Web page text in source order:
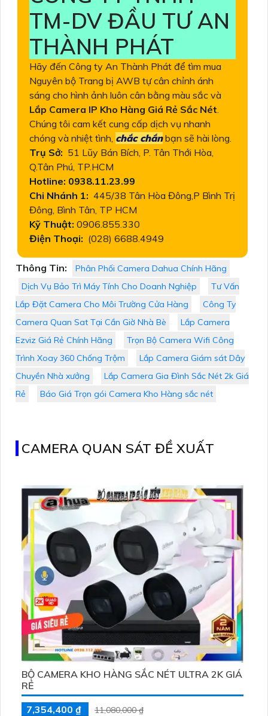
TM-DV ĐẦU TƯ AN
THÀNH PHÁT
Hãy đến Công ty An Thành Phát để tìm mua
Nguyên bộ Trang bị AWB tự cân chỉnh ánh
sáng cho hình ảnh luôn cân bằng màu sắc và
Lắp Camera IP Kho Hàng Giá Rẻ Sắc Nét.
Chúng tôi cam kết cung cấp dịch vụ nhanh
chóng và nhiệt tình, chắc chắnbạn sẽ hài lòng.
Trụ Sở: 51 Lũy Bán Bích, P. Tân Thới Hòa,
Q.Tân Phú, TP.HCM
Hotline: 0938.11.23.99
Chi Nhánh 1: 445/38 Tân Hòa Đông,P Bình Trị
Đông, Bình Tân, TP HCM
Kỹ Thuật: 0906.855.330
Điện Thoại: (028) 6688.4949
Thông Tin:
Phân Phối Camera Dahua Chính Hãng
Dịch Vụ Bảo Trì Máy Tính Cho Doanh Nghiệp
Tư Vấn
Lắp Đặt Camera Cho Môi Trường Cửa Hàng
Công Ty
Camera Quan Sat Tại Cần Giờ Nhà Bè
Lắp Camera
Ezviz Giá Rẻ Chính Hãng
Trọn Bộ Camera Wifi Công
Trình Xoay 360 Chống Trộm
Lắp Camera Giám sát Dây
Chuyền Nhà xưởng
Lắp Camera Gia Đình Sắc Nét 2k Giá
Rẻ
Báo Giá Trọn gói Camera Kho Hàng sắc nét
CAMERA QUAN SÁT ĐỀ XUẤT
BỘ CAMERA KHO HÀNG SẮC NÉT ULTRA 2K GIÁ
RẺ
7,354,400 ₫
11,080,000 ₫